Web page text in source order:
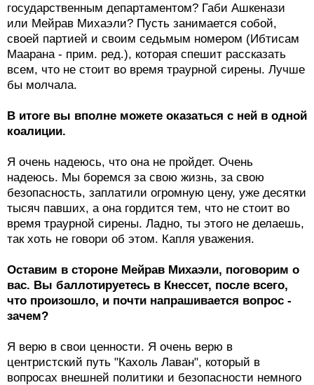
государственным департаментом? Габи Ашкенази
или Мейрав Михаэли? Пусть занимается собой,
своей партией и своим седьмым номером (Ибтисам
Маарана - прим. ред.), которая спешит рассказать
всем, что не стоит во время траурной сирены. Лучше
бы молчала.
В итоге вы вполне можете оказаться с ней в одной
коалиции.
Я очень надеюсь, что она не пройдет. Очень
надеюсь. Мы боремся за свою жизнь, за свою
безопасность, заплатили огромную цену, уже десятки
тысяч павших, а она гордится тем, что не стоит во
время траурной сирены. Ладно, ты этого не делаешь,
так хоть не говори об этом. Капля уважения.
Оставим в стороне Мейрав Михаэли, поговорим о
вас. Вы баллотируетесь в Кнессет, после всего,
что произошло, и почти напрашивается вопрос -
зачем?
Я верю в свои ценности. Я очень верю в
центристский путь "Кахоль Лаван", который в
вопросах внешней политики и безопасности немного